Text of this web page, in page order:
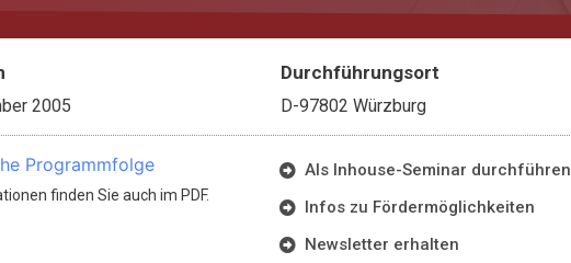
2005
Durchführungsort
D-97802 Würzburg
Programmfolge
finden Sie auch im PDF.
Als Inhouse-Seminar durchführen
Infos zu Fördermöglichkeiten
Newsletter erhalten